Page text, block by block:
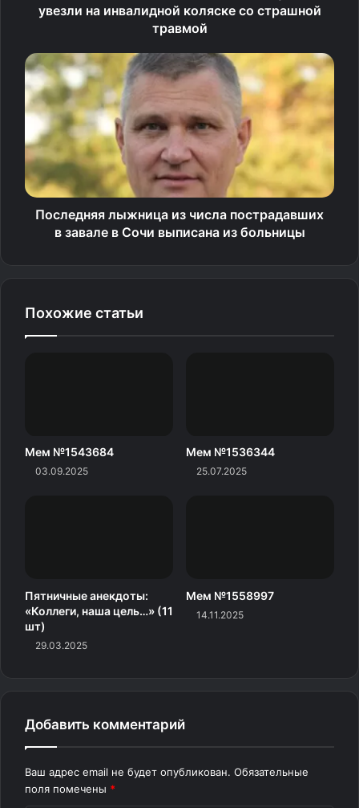
увезли на инвалидной коляске со страшной
травмой
Последняя лыжница из числа пострадавших
в завале в Сочи выписана из больницы
Похожие статьи
Мем №1543684
03.09.2025
Мем №1536344
25.07.2025
Пятничные анекдоты:
«Коллеги, наша цель…» (11
шт)
29.03.2025
Мем №1558997
14.11.2025
Добавить комментарий
Ваш адрес email не будет опубликован. Обязательные
поля помечены *